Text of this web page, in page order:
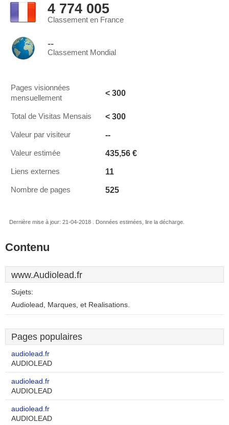
4 774 005
Classement en France
--
Classement Mondial
Pages visionnées
mensuellement
< 300
Total de Visitas Mensais < 300
Valeur par visiteur --
Valeur estimée 435,56 €
Liens externes 11
Nombre de pages 525
Dernière mise à jour: 21-04-2018 . Données estimées, lire la décharge.
Contenu
www.Audiolead.fr
Sujets:
Audiolead, Marques, et Realisations.
Pages populaires
audiolead.fr
AUDIOLEAD
audiolead.fr
AUDIOLEAD
audiolead.fr
AUDIOLEAD